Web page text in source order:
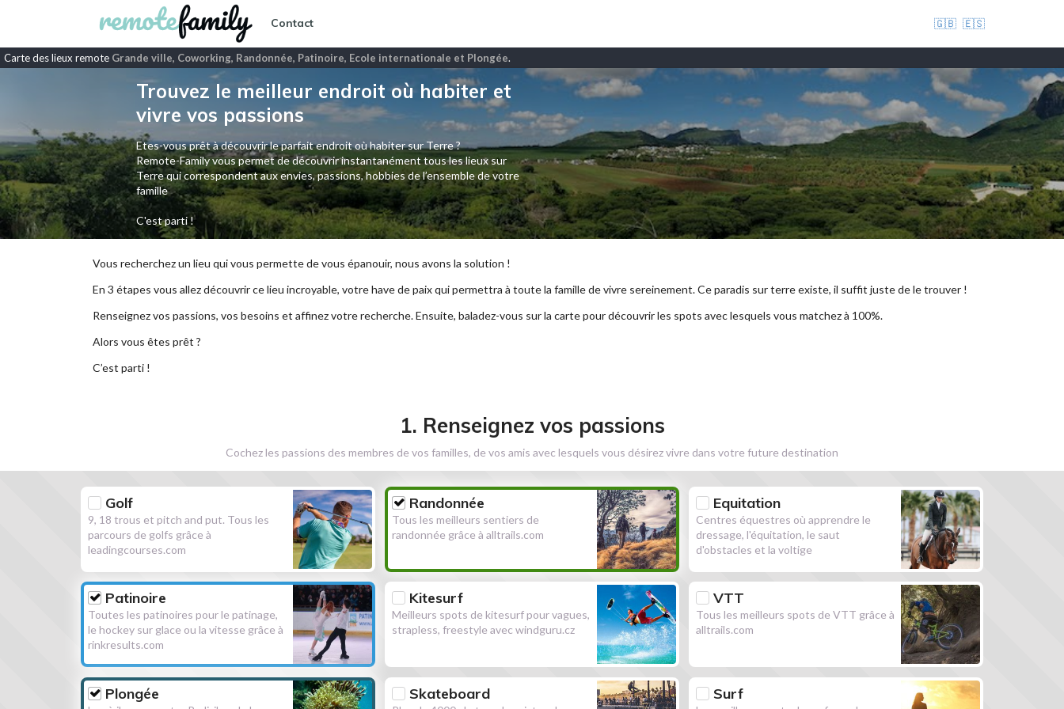
Contact 🇬🇧 🇪🇸
Carte des lieux remote Grande ville, Coworking, Randonnée, Patinoire, Ecole internationale et Plongée.
Trouvez le meilleur endroit où habiter et
vivre vos passions
Etes-vous prêt à découvrir le parfait endroit où habiter sur Terre ?
Remote-Family vous permet de découvrir instantanément tous les lieux sur
Terre qui correspondent aux envies, passions, hobbies de l’ensemble de votre
famille
C'est parti !
Vous recherchez un lieu qui vous permette de vous épanouir, nous avons la solution !
En 3 étapes vous allez découvrir ce lieu incroyable, votre have de paix qui permettra à toute la famille de vivre sereinement. Ce paradis sur terre existe, il suffit juste de le trouver !
Renseignez vos passions, vos besoins et affinez votre recherche. Ensuite, baladez-vous sur la carte pour découvrir les spots avec lesquels vous matchez à 100%.
Alors vous êtes prêt ?
C’est parti !
1. Renseignez vos passions
Cochez les passions des membres de vos familles, de vos amis avec lesquels vous désirez vivre dans votre future destination
Golf
9, 18 trous et pitch and put. Tous les
parcours de golfs grâce à
leadingcourses.com
Randonnée
Tous les meilleurs sentiers de
randonnée grâce à alltrails.com
Equitation
Centres équestres où apprendre le
dressage, l'équitation, le saut
d'obstacles et la voltige
Patinoire
Toutes les patinoires pour le patinage,
le hockey sur glace ou la vitesse grâce à
rinkresults.com
Kitesurf
Meilleurs spots de kitesurf pour vagues,
strapless, freestyle avec windguru.cz
VTT
Tous les meilleurs spots de VTT grâce à
alltrails.com
Plongée Skateboard Surf